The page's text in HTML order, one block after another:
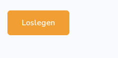
Loslegen